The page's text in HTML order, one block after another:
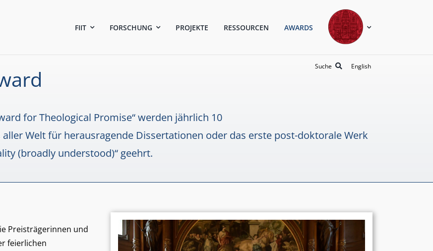
FIIT FORSCHUNG PROJEKTE RESSOURCEN AWARDS
Heidelberg
Suche English
for Theological Promise“ werden jährlich 10
Welt für herausragende Dissertationen oder das erste post-doktorale Werk
(broadly understood)“ geehrt.
Preisträgerinnen und
feierlichen